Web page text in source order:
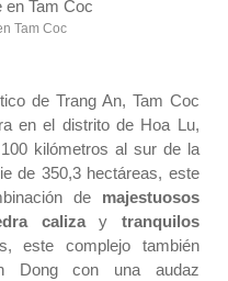
Tam Coc
de Trang An, Tam Coc
en el distrito de Hoa Lu,
kilómetros al sur de la
de 350,3 hectáreas, este
de majestuosos
calizay tranquilos
este complejo también
Dong con una audaz